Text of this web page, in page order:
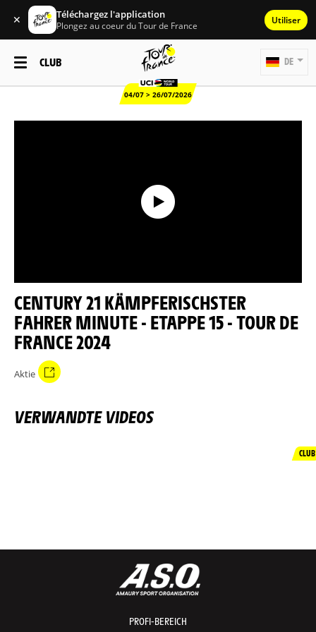
✕ Téléchargez l'application
Plongez au coeur du Tour de France Utiliser
CLUB
04/07 > 26/07/2026
DE
CENTURY 21 KÄMPFERISCHSTER
FAHRER MINUTE - ETAPPE 15 - TOUR DE
FRANCE 2024
Aktie
VERWANDTE VIDEOS
CLUB
PROFI-BEREICH